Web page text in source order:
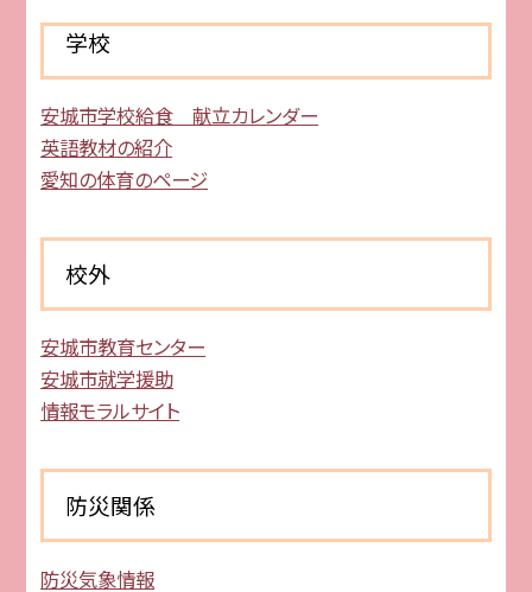
学校
安城市学校給食 献立カレンダー
英語教材の紹介
愛知の体育のページ
校外
安城市教育センター
安城市就学援助
情報モラルサイト
防災関係
防災気象情報